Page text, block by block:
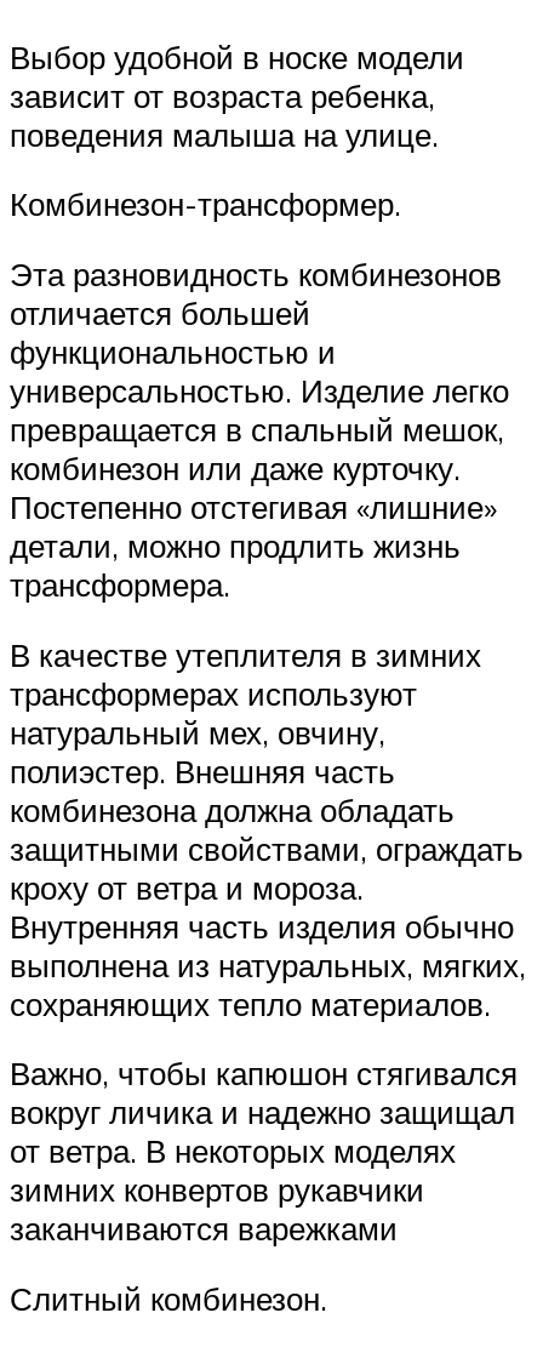
Выбор удобной в носке модели
зависит от возраста ребенка,
поведения малыша на улице.
Комбинезон-трансформер.
Эта разновидность комбинезонов
отличается большей
функциональностью и
универсальностью. Изделие легко
превращается в спальный мешок,
комбинезон или даже курточку.
Постепенно отстегивая «лишние»
детали, можно продлить жизнь
трансформера.
В качестве утеплителя в зимних
трансформерах используют
натуральный мех, овчину,
полиэстер. Внешняя часть
комбинезона должна обладать
защитными свойствами, ограждать
кроху от ветра и мороза.
Внутренняя часть изделия обычно
выполнена из натуральных, мягких,
сохраняющих тепло материалов.
Важно, чтобы капюшон стягивался
вокруг личика и надежно защищал
от ветра. В некоторых моделях
зимних конвертов рукавчики
заканчиваются варежками
Слитный комбинезон.